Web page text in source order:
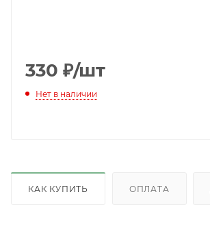
330 ₽/шт
Нет в наличии
КАК КУПИТЬ ОПЛАТА